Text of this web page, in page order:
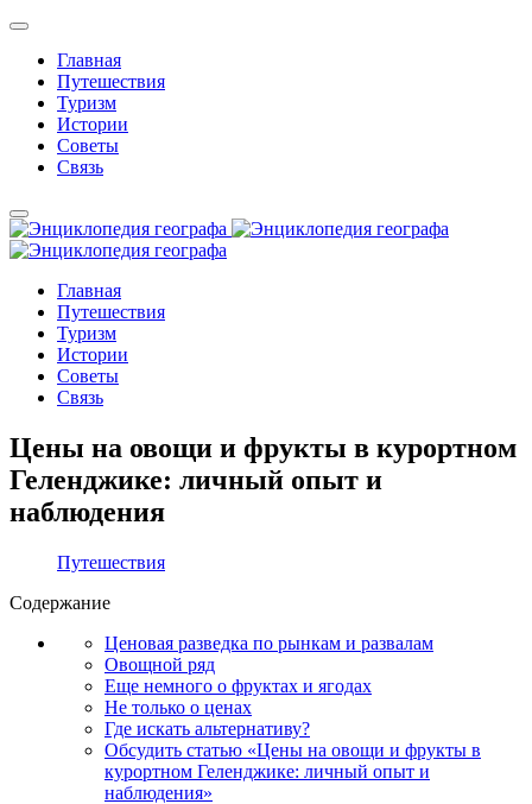
Главная
Путешествия
Туризм
Истории
Советы
Связь
Главная
Путешествия
Туризм
Истории
Советы
Связь
Цены на овощи и фрукты в курортном
Геленджике: личный опыт и
наблюдения
Путешествия
Содержание
Ценовая разведка по рынкам и развалам
Овощной ряд
Еще немного о фруктах и ягодах
Не только о ценах
Где искать альтернативу?
Обсудить статью «Цены на овощи и фрукты в
курортном Геленджике: личный опыт и
наблюдения»